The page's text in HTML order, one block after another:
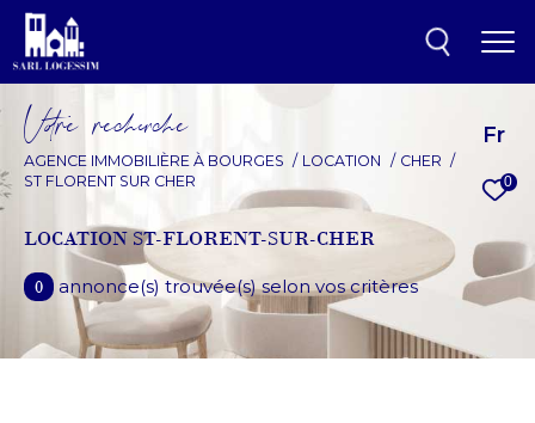
Fr
0
Vore recece
AGENCE IMMOBILIÈRE À BOURGES LOCATION
CHER
ST FLORENT SUR CHER
LOCATION ST-FLORENT-SUR-CHER
0 annonce(s) trouvée(s) selon vos critères
EFFECTUER UNE
RECHERCHE
et trouver le bien qui correspond à vos
critères